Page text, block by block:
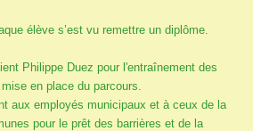
élève s’est vu remettre un diplôme.
Philippe Duez pour l'entraînement des
en place du parcours.
aux employés municipaux et à ceux de la
pour le prêt des barrières et de la